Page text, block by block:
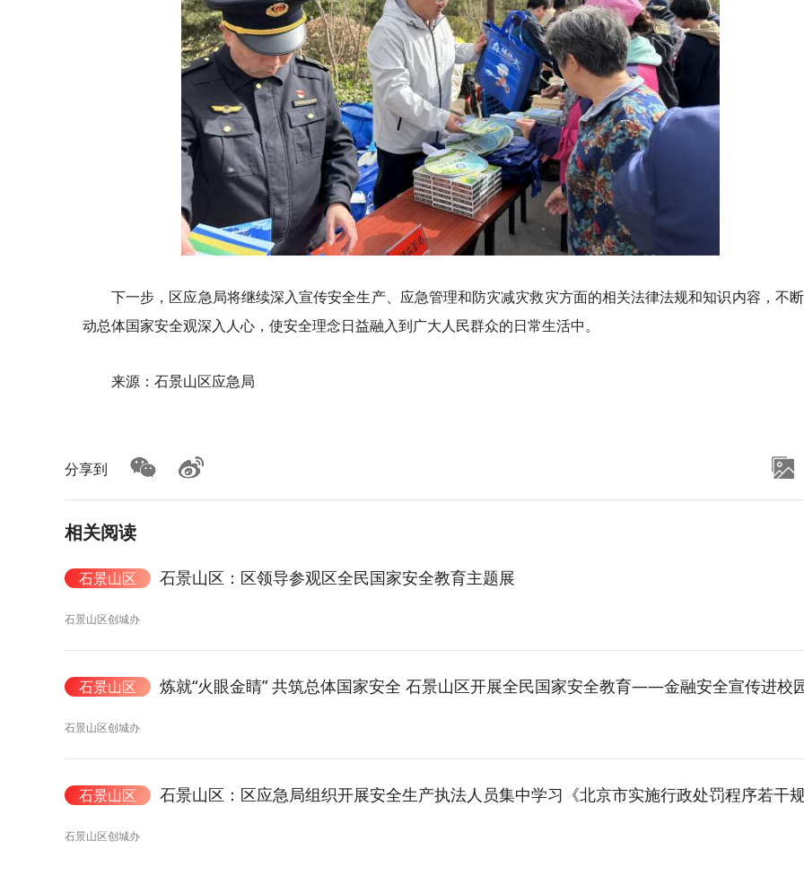
下一步，区应急局将继续深入宣传安全生产、应急管理和防灾减灾救灾方面的相关法律法规和知识内容，不
动总体国家安全观深入人心，使安全理念日益融入到广大人民群众的日常生活中。
来源：石景山区应急局
分享到
相关阅读
石景山区 石景山区：区领导参观区全民国家安全教育主题展
石景山区创城办
石景山区 炼就“火眼金睛” 共筑总体国家安全 石景山区开展全民国家安全教育——金融安全宣传进校园活
石景山区创城办
石景山区 石景山区：区应急局组织开展安全生产执法人员集中学习《北京市实施行政处罚程序若干规
石景山区创城办